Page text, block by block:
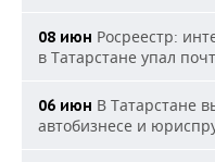
08 июн Росреестр:
в Татарстане упал
06 июн В Татарстане
автобизнесе и